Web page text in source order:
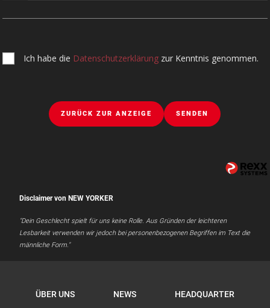
Ich habe die Datenschutzerklärung zur Kenntnis genommen.
ZURÜCK ZUR ANZEIGE SENDEN
Disclaimer von NEW YORKER
"Dein Geschlecht spielt für uns keine Rolle. Aus Gründen der leichteren
Lesbarkeit verwenden wir jedoch bei personenbezogenen Begriffen im Text die
männliche Form."
ÜBER UNS NEWS HEADQUARTER